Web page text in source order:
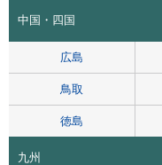
中国・四国
広島
鳥取
徳島
九州